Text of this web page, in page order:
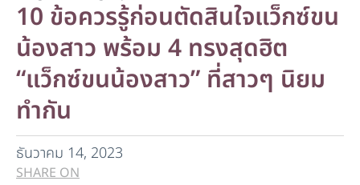
10 ข้อควรรู้ก่อนตัดสินใจแว็กซ์ขน
น้องสาว พร้อม 4 ทรงสุดฮิต
“แว็กซ์ขนน้องสาว” ที่สาวๆ นิยม
ทำกัน
ธันวาคม 14, 2023
SHARE ON